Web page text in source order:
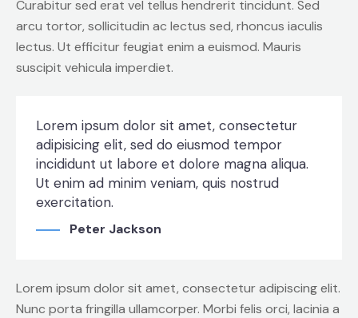
Curabitur sed erat vel tellus hendrerit tincidunt. Sed
arcu tortor, sollicitudin ac lectus sed, rhoncus iaculis
lectus. Ut efficitur feugiat enim a euismod. Mauris
suscipit vehicula imperdiet.
Lorem ipsum dolor sit amet, consectetur
adipisicing elit, sed do eiusmod tempor
incididunt ut labore et dolore magna aliqua.
Ut enim ad minim veniam, quis nostrud
exercitation.
Peter Jackson
Lorem ipsum dolor sit amet, consectetur adipiscing elit.
Nunc porta fringilla ullamcorper. Morbi felis orci, lacinia a